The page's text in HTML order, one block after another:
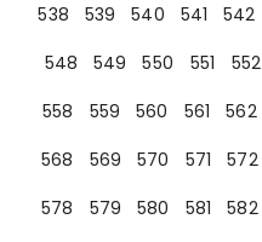
538
539 540 541 542
548
549 550 551 552
558
559 560 561 562
568
569 570 571 572
578
579 580 581 582